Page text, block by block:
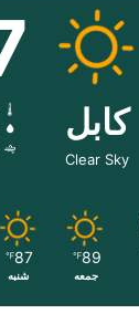
کابل
Clear Sky
89
℉
جمعه
87
℉
شنبه